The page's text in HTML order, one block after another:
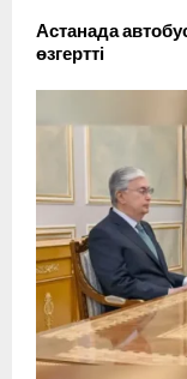
Астанада
өзгертті